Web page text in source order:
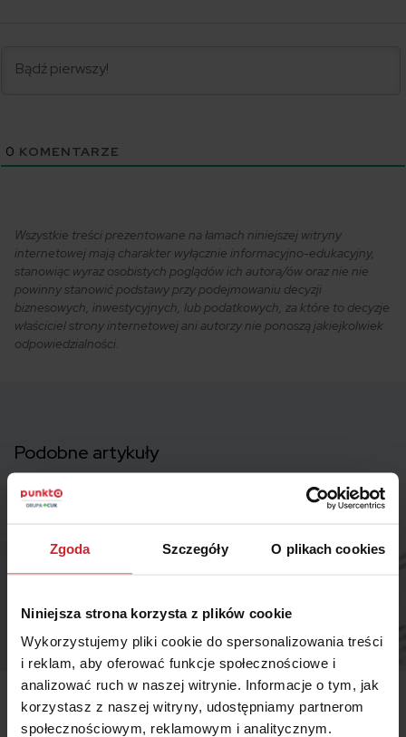
Zgoda Szczegóły O plikach cookies
Niniejsza strona korzysta z plików cookie
Wykorzystujemy pliki cookie do spersonalizowania treści
i reklam, aby oferować funkcje społecznościowe i
analizować ruch w naszej witrynie. Informacje o tym, jak
korzystasz z naszej witryny, udostępniamy partnerom
społecznościowym, reklamowym i analitycznym.
0 KOMENTARZE
Wszystkie treści prezentowane na łamach niniejszej witryny
internetowej mają charakter wyłącznie informacyjno-edukacyjny,
stanowiąc wyraz osobistych poglądów ich autora/ów oraz nie nie
powinny stanowić podstawy przy podejmowaniu decyzji
biznesowych, inwestycyjnych, lub podatkowych, za które to decyzje
właściciel strony internetowej ani autorzy nie ponoszą jakiejkolwiek
odpowiedzialności.
Podobne artykuły
2023.10.30